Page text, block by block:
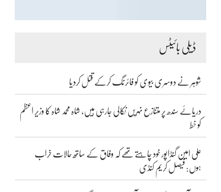
ڈیلی بائیٹس
شوہر نے دوسری بیوی کو فائرنگ کرکے قتل کردیا
دریائے سندھ پر متنازع نہریں نکالی جارہی ہیں، شاہ محمد شاہ کا وزیر اعظم
کو خط
علی امین گنڈاپور خود چاہتے تھے کہ وفاق کے ساتھ حالات خراب
ہوں: فیصل کریم کنڈی